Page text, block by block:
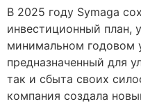
В 2025 году Symaga
инвестиционный план,
минимальном годовом
предназначенный для
так и сбыта своих
компания создала